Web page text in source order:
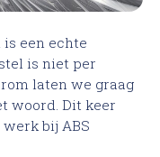
een echte
is niet per
laten we graag
woord. Dit keer
bij ABS